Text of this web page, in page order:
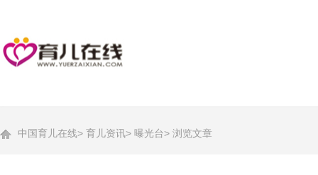
中国育儿在线> 育儿资讯> 曝光台> 浏览文章